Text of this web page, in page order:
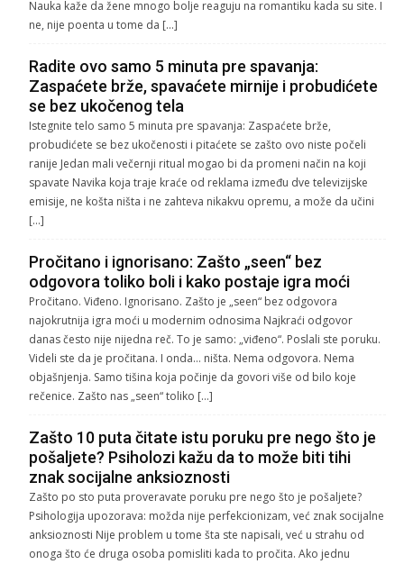
Nauka kaže da žene mnogo bolje reaguju na romantiku kada su site. I
ne, nije poenta u tome da […]
Radite ovo samo 5 minuta pre spavanja:
Zaspaćete brže, spavaćete mirnije i probudićete
se bez ukočenog tela
Istegnite telo samo 5 minuta pre spavanja: Zaspaćete brže,
probudićete se bez ukočenosti i pitaćete se zašto ovo niste počeli
ranije Jedan mali večernji ritual mogao bi da promeni način na koji
spavate Navika koja traje kraće od reklama između dve televizijske
emisije, ne košta ništa i ne zahteva nikakvu opremu, a može da učini
[…]
Pročitano i ignorisano: Zašto „seen“ bez
odgovora toliko boli i kako postaje igra moći
Pročitano. Viđeno. Ignorisano. Zašto je „seen“ bez odgovora
najokrutnija igra moći u modernim odnosima Najkraći odgovor
danas često nije nijedna reč. To je samo: „viđeno“. Poslali ste poruku.
Videli ste da je pročitana. I onda… ništa. Nema odgovora. Nema
objašnjenja. Samo tišina koja počinje da govori više od bilo koje
rečenice. Zašto nas „seen“ toliko […]
Zašto 10 puta čitate istu poruku pre nego što je
pošaljete? Psiholozi kažu da to može biti tihi
znak socijalne anksioznosti
Zašto po sto puta proveravate poruku pre nego što je pošaljete?
Psihologija upozorava: možda nije perfekcionizam, već znak socijalne
anksioznosti Nije problem u tome šta ste napisali, već u strahu od
onoga što će druga osoba pomisliti kada to pročita. Ako jednu